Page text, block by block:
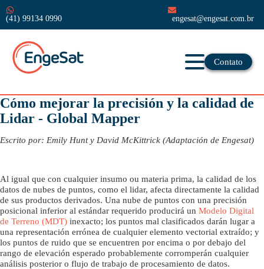
(41) 99134 0990 engesat@engesat.com.br
Contato
Cómo mejorar la precisión y la calidad de
Lidar - Global Mapper
Escrito por: Emily Hunt y David McKittrick (Adaptación de Engesat)
Al igual que con cualquier insumo ou materia prima, la calidad de los
datos de nubes de puntos, como el lidar, afecta directamente la calidad
de sus productos derivados. Una nube de puntos con una precisión
posicional inferior al estándar requerido producirá un Modelo Digital
de Terreno (MDT) inexacto; los puntos mal clasificados darán lugar a
una representación errónea de cualquier elemento vectorial extraído; y
los puntos de ruido que se encuentren por encima o por debajo del
rango de elevación esperado probablemente corromperán cualquier
análisis posterior o flujo de trabajo de procesamiento de datos.